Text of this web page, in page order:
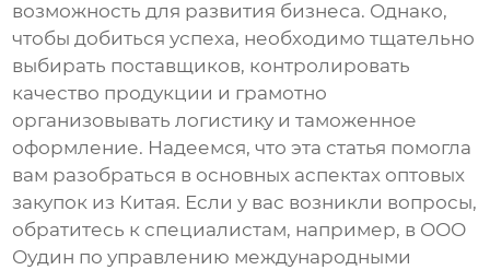
возможность для развития бизнеса. Однако,
чтобы добиться успеха, необходимо тщательно
выбирать поставщиков, контролировать
качество продукции и грамотно
организовывать логистику и таможенное
оформление. Надеемся, что эта статья помогла
вам разобраться в основных аспектах оптовых
закупок из Китая. Если у вас возникли вопросы,
обратитесь к специалистам, например, в ООО
Оудин по управлению международными